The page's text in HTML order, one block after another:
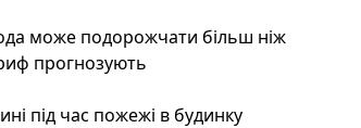
може подорожчати більш ніж
прогнозують
під час пожежі в будинку